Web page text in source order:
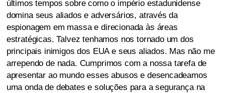
últimos tempos sobre como o império estadunidense
domina seus aliados e adversários, através da
espionagem em massa e direcionada às áreas
estratégicas. Talvez tenhamos nos tornado um dos
principais inimigos dos EUA e seus aliados. Mas não me
arrependo de nada. Cumprimos com a nossa tarefa de
apresentar ao mundo esses abusos e desencadeamos
uma onda de debates e soluções para a segurança na